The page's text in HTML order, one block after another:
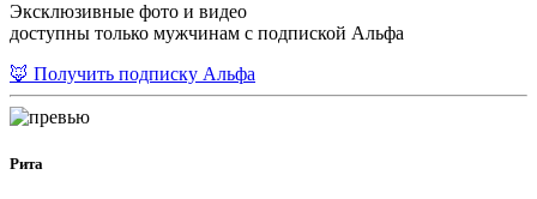
Эксклюзивные фото и видео
доступны только мужчинам с подпиской Альфа
🦊 Получить подписку Альфа
Рита